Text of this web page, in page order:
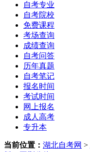
自考专业
自考院校
免费课程
考场查询
成绩查询
自考问答
历年真题
自考笔记
报名时间
考试时间
网上报名
成人高考
专升本
当前位置： 湖北自考网 >